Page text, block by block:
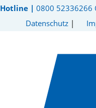
Hotline | 0800 52336266
Datenschutz |